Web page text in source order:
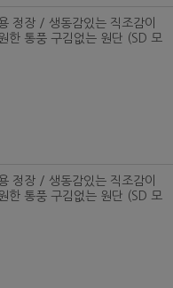
정장 / 생동감있는 직조감이
한 통풍 구김없는 원단 (SD 모
정장 / 생동감있는 직조감이
한 통풍 구김없는 원단 (SD 모